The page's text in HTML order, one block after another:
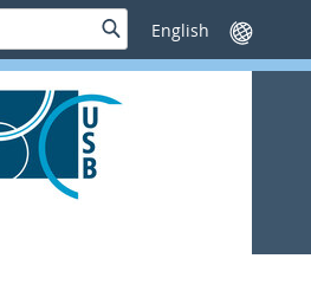
SucheSprache
wechseln